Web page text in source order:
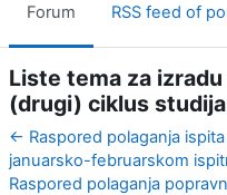
Forum RSS feed of
Liste tema za
(drugi) ciklus studija
← Raspored polaganja
januarsko-februarskom
Raspored polaganja